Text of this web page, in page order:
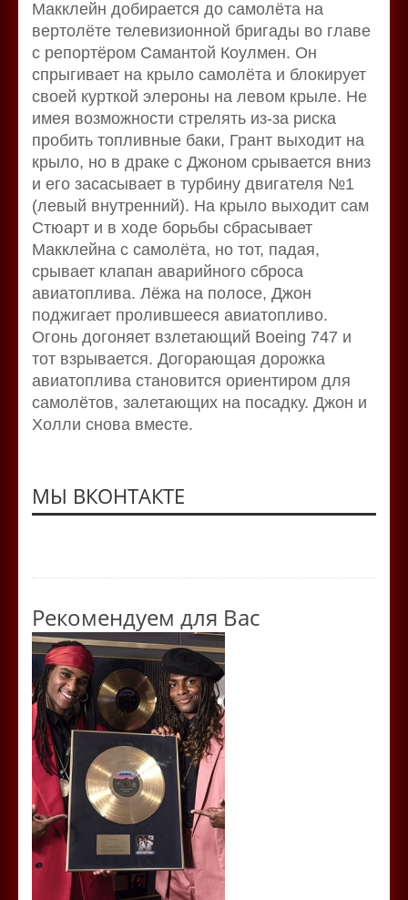
Макклейн добирается до самолёта на
вертолёте телевизионной бригады во главе
с репортёром Самантой Коулмен. Он
спрыгивает на крыло самолёта и блокирует
своей курткой элероны на левом крыле. Не
имея возможности стрелять из-за риска
пробить топливные баки, Грант выходит на
крыло, но в драке с Джоном срывается вниз
и его засасывает в турбину двигателя №1
(левый внутренний). На крыло выходит сам
Стюарт и в ходе борьбы сбрасывает
Макклейна с самолёта, но тот, падая,
срывает клапан аварийного сброса
авиатоплива. Лёжа на полосе, Джон
поджигает пролившееся авиатопливо.
Огонь догоняет взлетающий Boeing 747 и
тот взрывается. Догорающая дорожка
авиатоплива становится ориентиром для
самолётов, залетающих на посадку. Джон и
Холли снова вместе.
МЫ ВКОНТАКТЕ
Рекомендуем для Вас